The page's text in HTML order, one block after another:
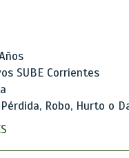
SUBE Corrientes
Robo, Hurto o